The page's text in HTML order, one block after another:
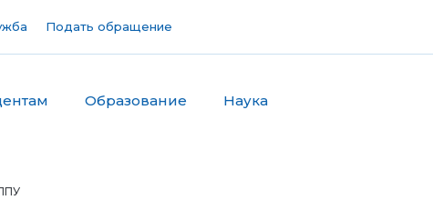
Подать обращение
Образование Наука